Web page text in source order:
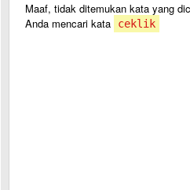
Maaf, tidak ditemukan kata yang
Anda mencari kata
ceklik